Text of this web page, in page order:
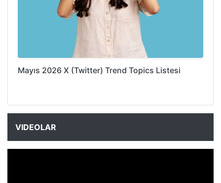
Mayıs 2026 X (Twitter) Trend Topics Listesi
VIDEOLAR